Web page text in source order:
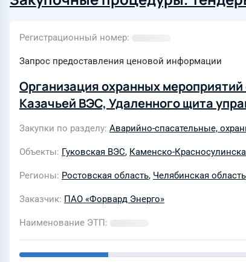
Регистрационный номер
Запрос предоставления ценовой информации
Организация охранных
Казачьей ВЭС, Удаленного щита
Закупки по разделу Аварийно-спасательные,
Объекты Гуковская ВЭС, Каменско-
Регионы Ростовская область, Челябинская область
Заказчик ПАО «Форвард Энерго»
Наименование ЭТП